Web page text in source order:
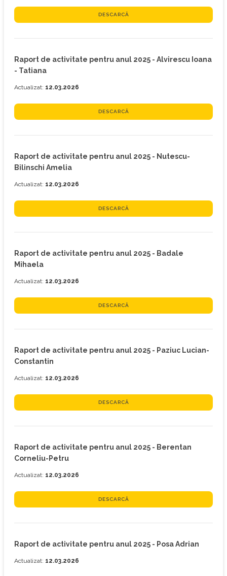
DESCARCĂ
Raport de activitate pentru anul 2025 - Alvirescu Ioana
- Tatiana
Actualizat: 12.03.2026
DESCARCĂ
Raport de activitate pentru anul 2025 - Nutescu-
Bilinschi Amelia
Actualizat: 12.03.2026
DESCARCĂ
Raport de activitate pentru anul 2025 - Badale
Mihaela
Actualizat: 12.03.2026
DESCARCĂ
Raport de activitate pentru anul 2025 - Paziuc Lucian-
Constantin
Actualizat: 12.03.2026
DESCARCĂ
Raport de activitate pentru anul 2025 - Berentan
Corneliu-Petru
Actualizat: 12.03.2026
DESCARCĂ
Raport de activitate pentru anul 2025 - Posa Adrian
Actualizat: 12.03.2026